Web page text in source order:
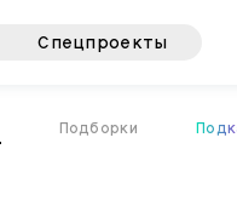
Спецпроекты
Подборки